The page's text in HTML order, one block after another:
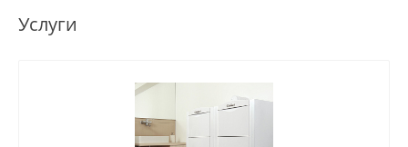
Услуги